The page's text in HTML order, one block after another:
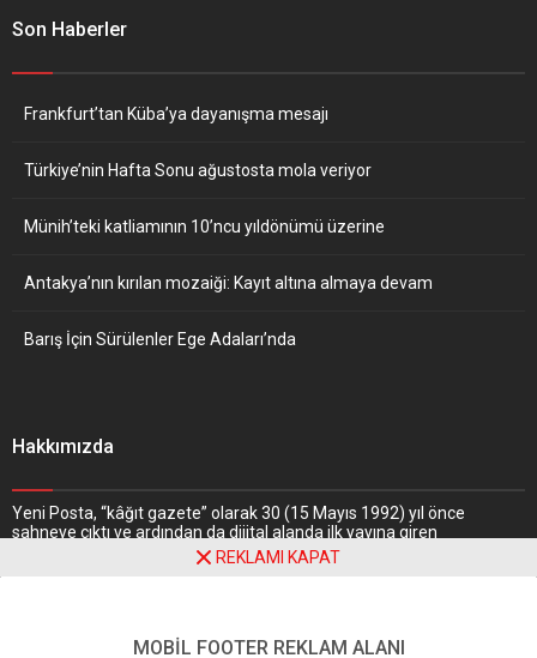
Son Haberler
Frankfurt’tan Küba’ya dayanışma mesajı
Türkiye’nin Hafta Sonu ağustosta mola veriyor
Münih’teki katliamının 10’ncu yıldönümü üzerine
Antakya’nın kırılan mozaiği: Kayıt altına almaya devam
Barış İçin Sürülenler Ege Adaları’nda
Hakkımızda
Yeni Posta, “kâğıt gazete” olarak 30 (15 Mayıs 1992) yıl önce
sahneye çıktı ve ardından da dijital alanda ilk yayına giren
gazetelerden biri oldu. Nitekim, haber portalı “
adresiyle 1997 yılında web dünyasındaki yerini aldı.
REKLAMI KAPAT
MOBİL FOOTER REKLAM ALANI